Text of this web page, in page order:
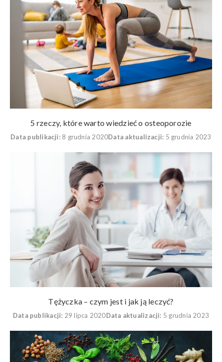
5 rzeczy, które warto wiedzieć o osteoporozie
Data publikacji: 8 grudnia 2020Data aktualizacji: 5 grudnia 2023
Tężyczka – czym jest i jak ją leczyć?
Data publikacji: 29 lipca 2020Data aktualizacji: 5 grudnia 2023